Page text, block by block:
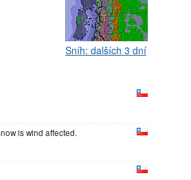
Sníh: dalších 3 dní
is wind affected.